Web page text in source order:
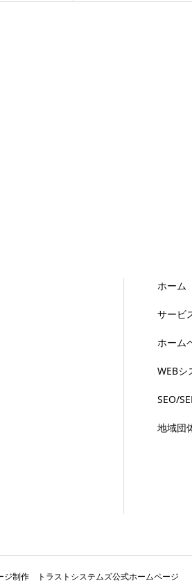
ホーム
サービ
ホーム
WEBシ
SEO/
地域団
ジ制作 トラストシステムズ公式ホームページ